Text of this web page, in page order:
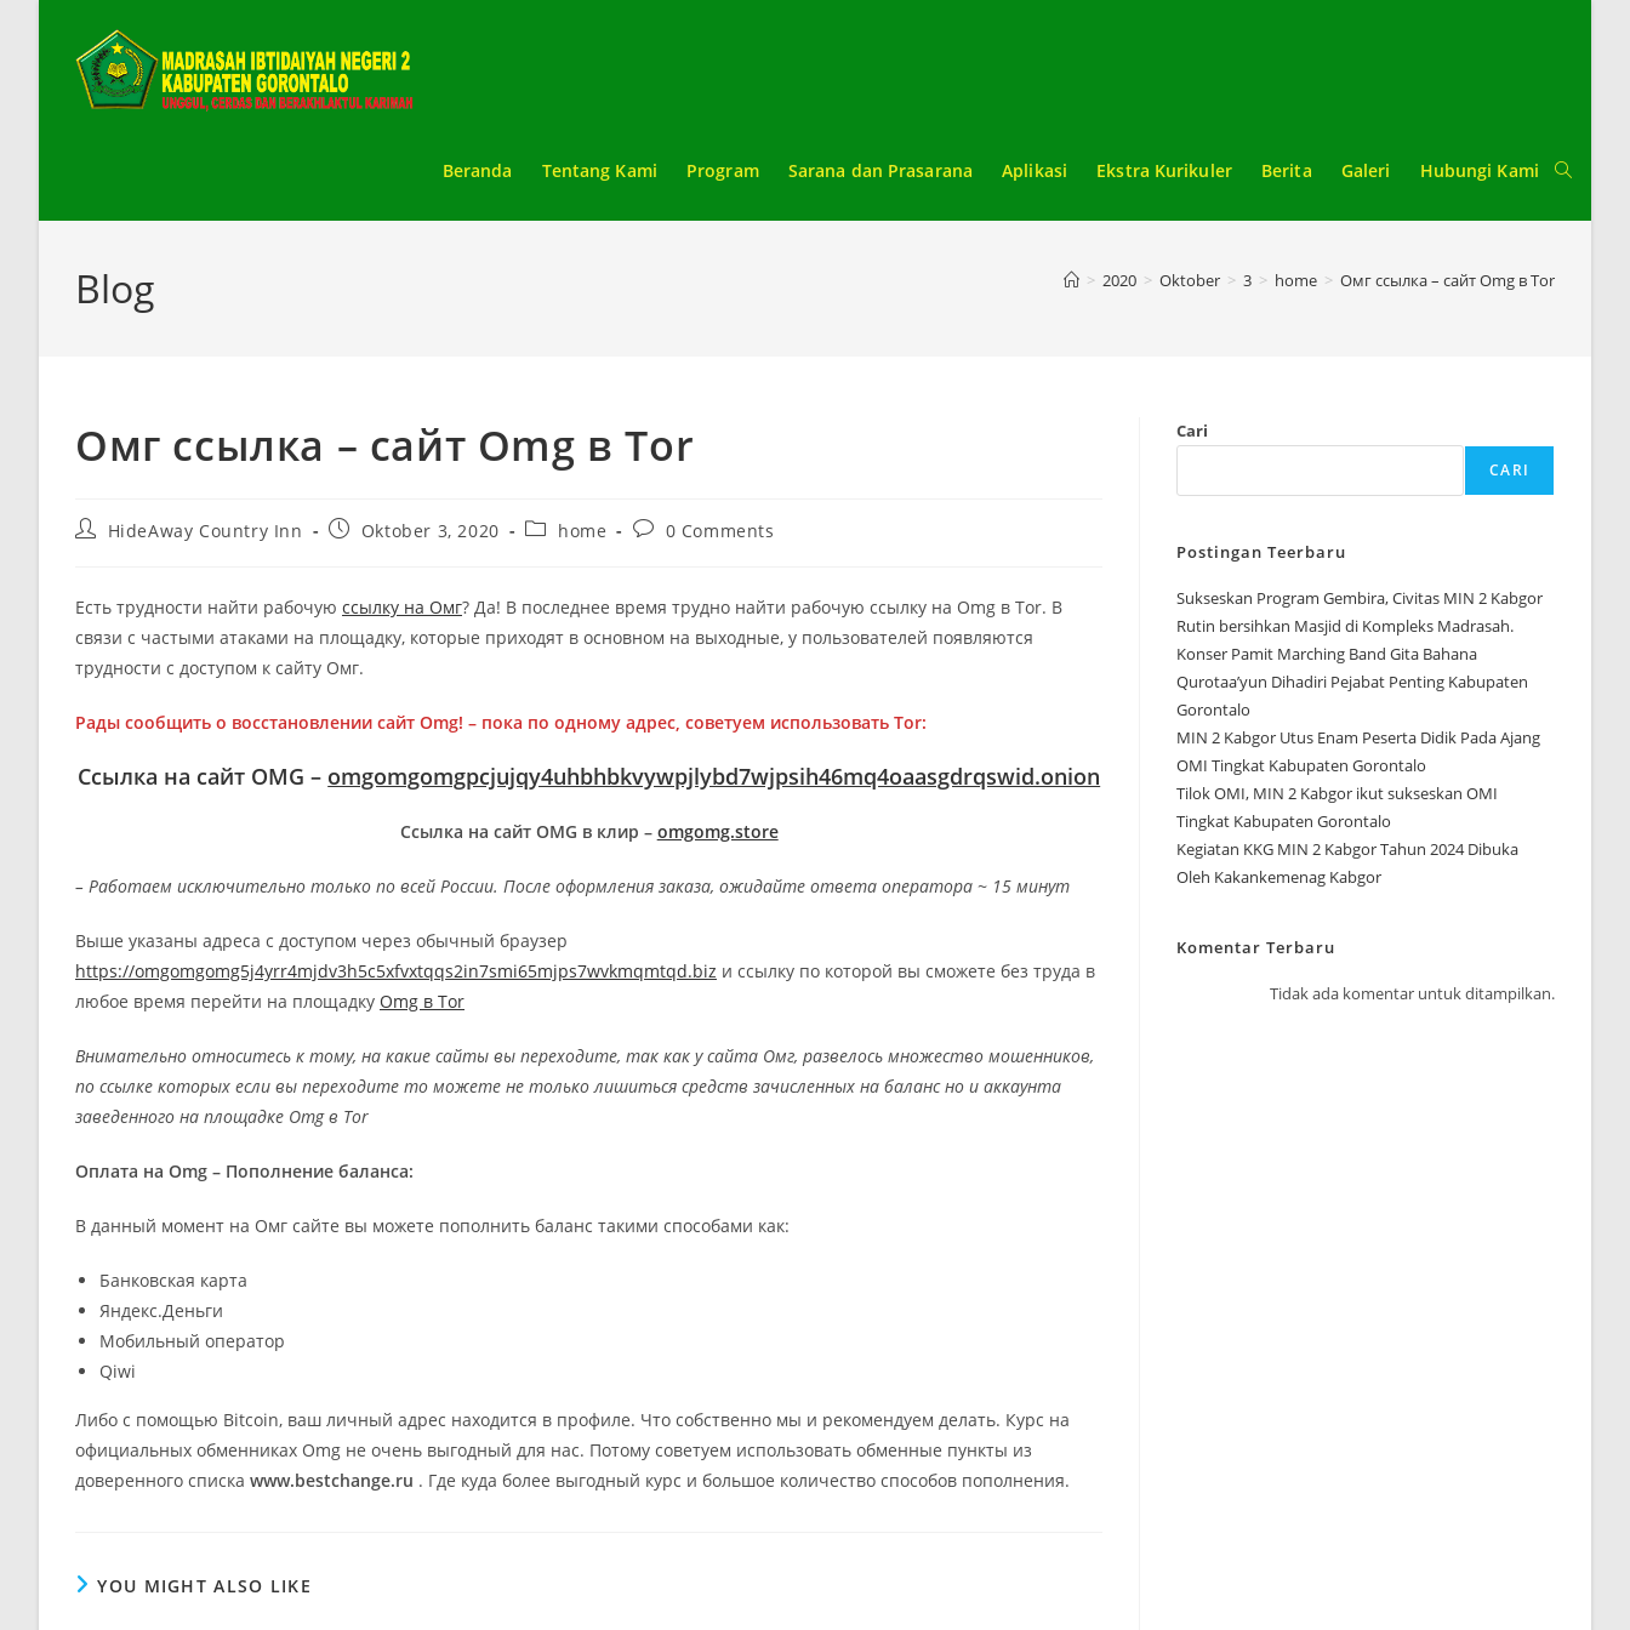
Beranda Tentang Kami Program Sarana dan Prasarana Aplikasi Ekstra Kurikuler Berita Galeri Hubungi Kami Toggle
Blog > 2020 > Oktober > 3 > home > Омг ссылка – сайт Omg в Tor
Омг ссылка – сайт Omg в Tor
PostHideAway Country Inn
PostOktober 3, 2020
Posthome
Post0 Comments
Есть трудности найти рабочую ссылку на Омг? Да! В последнее время трудно найти рабочую ссылку на Omg в Tor. В
связи с частыми атаками на площадку, которые приходят в основном на выходные, у пользователей появляются
трудности с доступом к сайту Омг.
Рады сообщить о восстановлении сайт Omg! – пока по одному адрес, советуем использовать Tor:
Ссылка на сайт OMG – omgomgomgpcjujqy4uhbhbkvywpjlybd7wjpsih46mq4oaasgdrqswid.onion
Ссылка на сайт OMG в клир – omgomg.store
– Работаем исключительно только по всей России. После оформления заказа, ожидайте ответа оператора ~ 15 минут
Выше указаны адреса с доступом через обычный браузер
https://omgomgomg5j4yrr4mjdv3h5c5xfvxtqqs2in7smi65mjps7wvkmqmtqd.biz и ссылку по которой вы сможете без труда в
любое время перейти на площадку Omg в Tor
Внимательно относитесь к тому, на какие сайты вы переходите, так как у сайта Омг, развелось множество мошенников,
по ссылке которых если вы переходите то можете не только лишиться средств зачисленных на баланс но и аккаунта
заведенного на площадке Omg в Tor
Оплата на Omg – Пополнение баланса:
В данный момент на Омг сайте вы можете пополнить баланс такими способами как:
Банковская карта
Яндекс.Деньги
Мобильный оператор
Qiwi
Либо с помощью Bitcoin, ваш личный адрес находится в профиле. Что собственно мы и рекомендуем делать. Курс на
официальных обменниках Omg не очень выгодный для нас. Потому советуем использовать обменные пункты из
доверенного списка www.bestchange.ru . Где куда более выгодный курс и большое количество способов пополнения.
YOU MIGHT ALSO LIKE
Cari
CARI
Postingan Teerbaru
Sukseskan Program Gembira, Civitas MIN 2 Kabgor
Rutin bersihkan Masjid di Kompleks Madrasah.
Konser Pamit Marching Band Gita Bahana
Qurotaa’yun Dihadiri Pejabat Penting Kabupaten
Gorontalo
MIN 2 Kabgor Utus Enam Peserta Didik Pada Ajang
OMI Tingkat Kabupaten Gorontalo
Tilok OMI, MIN 2 Kabgor ikut sukseskan OMI
Tingkat Kabupaten Gorontalo
Kegiatan KKG MIN 2 Kabgor Tahun 2024 Dibuka
Oleh Kakankemenag Kabgor
Komentar Terbaru
Tidak ada komentar untuk ditampilkan.